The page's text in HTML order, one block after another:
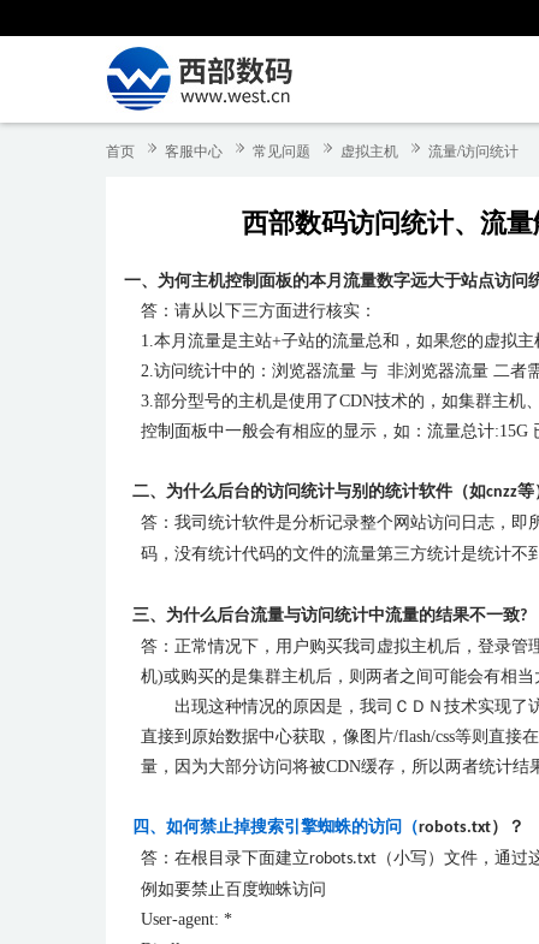
首页 客服中心 常见问题 虚拟主机 流量/访问统计
西部数码访问统计、流
一、 为何主机控制面板的本月流量数字远大于站点访问
答：请从以下三方面进行核实：
1.本月流量是主站+子站的流量总和，如果您的虚拟
2.访问统计中的：浏览器流量 与 非浏览器流量 二者
3.部分型号的主机是使用了CDN技术的，如集群主机
控制面板中一般会有相应的显示，如：流量总计:15G
二、为什么后台的访问统计与别的统计软件（如cnzz等
答：我司统计软件是分析记录整个网站访问日志，即
码，没有统计代码的文件的流量第三方统计是统计不
三、为什么后台流量与访问统计中流量的结果不一致?
答： 正常情况下，用户购买我司虚拟主机后，登录管
机)或购买的是集群主机后，则两者之间可能会有相
出现这种情况的原因是，我司ＣＤＮ技术实现了
直接到原始数据中心获取，像图片/flash/css等则直接在
量，因为大部分访问将被CDN缓存，所以两者统计结
四、如何禁止掉搜索引擎蜘蛛的访问（robots.txt）？
答：在根目录下面建立robots.txt （小写）文件，通
例如要禁止百度蜘蛛访问
User-agent: *